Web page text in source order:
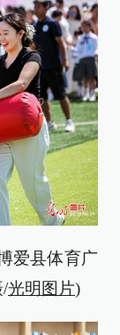
爱县体育广
/光明图片)